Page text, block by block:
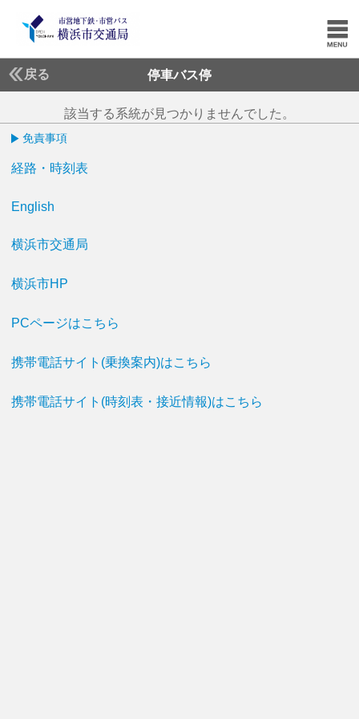
戻る 停車バス停
該当する系統が見つかりませんでした。
免責事項
経路・時刻表
English
横浜市交通局
横浜市HP
PCページはこちら
携帯電話サイト(乗換案内)はこちら
携帯電話サイト(時刻表・接近情報)はこちら